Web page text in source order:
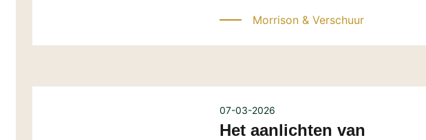
Morrison & Verschuur
07-03-2026
Het aanlichten van